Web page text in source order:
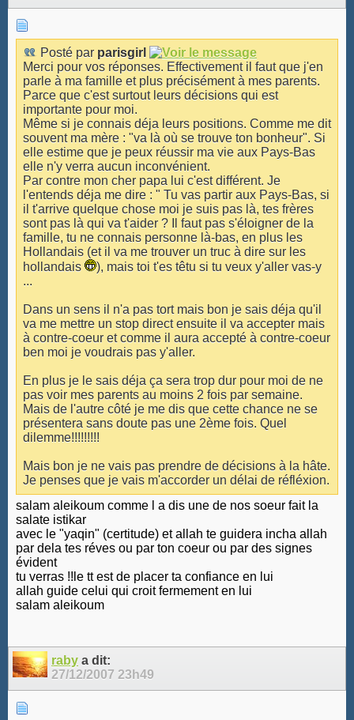
Posté par parisgirl
Merci pour vos réponses. Effectivement il faut que j'en
parle à ma famille et plus précisément à mes parents.
Parce que c'est surtout leurs décisions qui est
importante pour moi.
Même si je connais déja leurs positions. Comme me dit
souvent ma mère : "va là où se trouve ton bonheur". Si
elle estime que je peux réussir ma vie aux Pays-Bas
elle n'y verra aucun inconvénient.
Par contre mon cher papa lui c'est différent. Je
l'entends déja me dire : " Tu vas partir aux Pays-Bas, si
il t'arrive quelque chose moi je suis pas là, tes frères
sont pas là qui va t'aider ? Il faut pas s'éloigner de la
famille, tu ne connais personne là-bas, en plus les
Hollandais (et il va me trouver un truc à dire sur les
hollandais
), mais toi t'es têtu si tu veux y'aller vas-y
...
Dans un sens il n'a pas tort mais bon je sais déja qu'il
va me mettre un stop direct ensuite il va accepter mais
à contre-coeur et comme il aura accepté à contre-coeur
ben moi je voudrais pas y'aller.
En plus je le sais déja ça sera trop dur pour moi de ne
pas voir mes parents au moins 2 fois par semaine.
Mais de l'autre côté je me dis que cette chance ne se
présentera sans doute pas une 2ème fois. Quel
dilemme!!!!!!!!!
Mais bon je ne vais pas prendre de décisions à la hâte.
Je penses que je vais m'accorder un délai de réfléxion.
salam aleikoum comme l a dis une de nos soeur fait la
salate istikar
avec le "yaqin" (certitude) et allah te guidera incha allah
par dela tes réves ou par ton coeur ou par des signes
évident
tu verras !!le tt est de placer ta confiance en lui
allah guide celui qui croit fermement en lui
salam aleikoum
raby a dit:
27/12/2007 23h49